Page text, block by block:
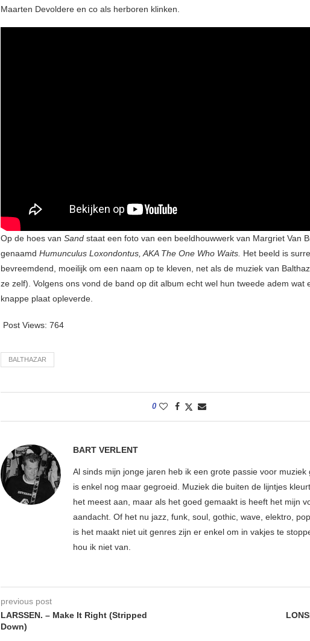
Maarten Devoldere en co als herboren klinken.
Op de hoes van Sand staat een foto van een beeldhouwwerk van Margriet Van
genaamd Humunculus Loxondontus, AKA The One Who Waits. Het beeld is
bevreemdend, moeilijk om een naam op te kleven, net als de muziek van
ze zelf). Volgens ons vond de band op dit album echt wel hun tweede adem wat
knappe plaat opleverde.
Post Views: 764
BALTHAZAR
0
BART VERLENT
Al sinds mijn jonge jaren heb ik een grote passie voor muziek
is enkel nog maar gegroeid. Muziek die buiten de lijntjes
het meest aan, maar als het goed gemaakt is heeft het mijn
aandacht. Of het nu jazz, funk, soul, gothic, wave, elektro,
is het maakt niet uit genres zijn er enkel om in vakjes te
hou ik niet van.
previous post
LARSSEN. – Make It Right (Stripped
Down)